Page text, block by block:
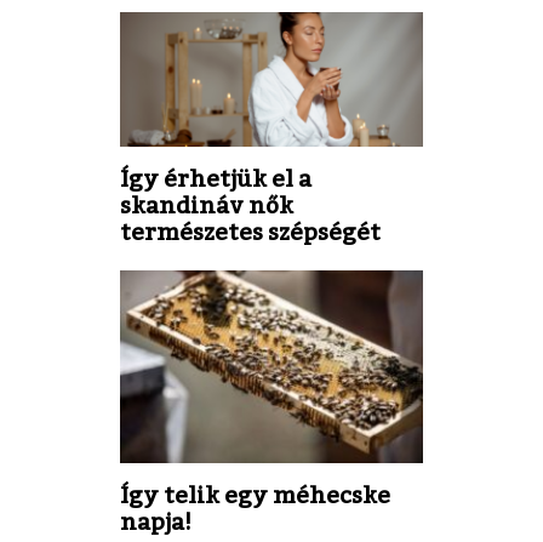
Így érhetjük el a
skandináv nők
természetes szépségét
Így telik egy méhecske
napja!